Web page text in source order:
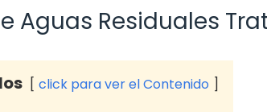
Aguas Residuales
click para ver el Contenido